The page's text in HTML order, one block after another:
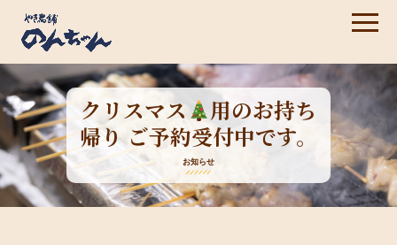
クリスマス
用のお持ち
帰り ご予約受付中です。
お知らせ